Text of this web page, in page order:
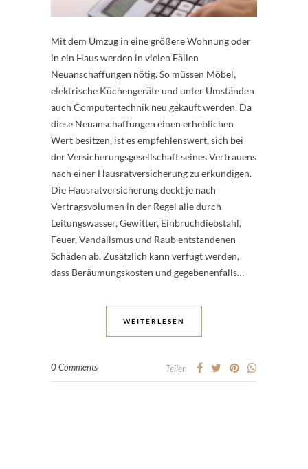
Mit dem Umzug in eine größere Wohnung oder
in ein Haus werden in vielen Fällen
Neuanschaffungen nötig. So müssen Möbel,
elektrische Küchengeräte und unter Umständen
auch Computertechnik neu gekauft werden. Da
diese Neuanschaffungen einen erheblichen
Wert besitzen, ist es empfehlenswert, sich bei
der Versicherungsgesellschaft seines Vertrauens
nach einer Hausratversicherung zu erkundigen.
Die Hausratversicherung deckt je nach
Vertragsvolumen in der Regel alle durch
Leitungswasser, Gewitter, Einbruchdiebstahl,
Feuer, Vandalismus und Raub entstandenen
Schäden ab. Zusätzlich kann verfügt werden,
dass Beräumungskosten und gegebenenfalls…
WEITERLESEN
0 Comments Teilen